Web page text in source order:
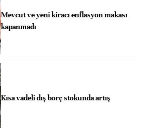
Mevcut ve yeni kiracı enflasyon makası
kapanmadı
Kısa vadeli dış borç stokunda artış